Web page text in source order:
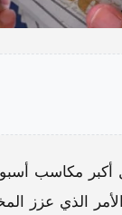
أكبر مكاسب
الذي عزز